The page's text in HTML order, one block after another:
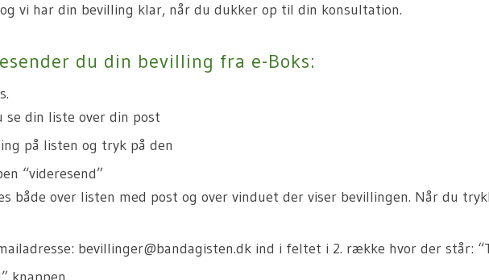
vi har din bevilling klar, når du dukker op til din konsultation.
du din bevilling fra e-Boks:
se din liste over din post
på listen og tryk på den
“videresend”
både over listen med post og over vinduet der viser bevillingen. Når du
bevillinger@bandagisten.dk ind i feltet i 2. række hvor der står: